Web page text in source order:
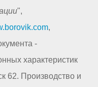
",
,
-
характеристик
62. Производство и